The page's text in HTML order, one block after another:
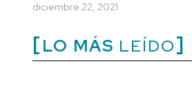
diciembre 22, 2021
LO MÁS LEÍDO